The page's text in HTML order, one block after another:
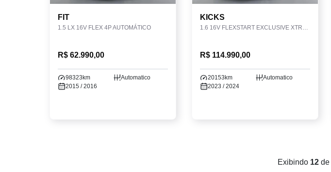
FIT
1.5 LX 16V FLEX 4P AUTOMÁTICO
R$ 62.990,00
98323km
Automatico
2015 / 2016
KICKS
1.6 16V FLEXSTART EXCLUSIVE XTRONIC
R$ 114.990,00
20153km
Automatico
2023 / 2024
Exibindo 12de